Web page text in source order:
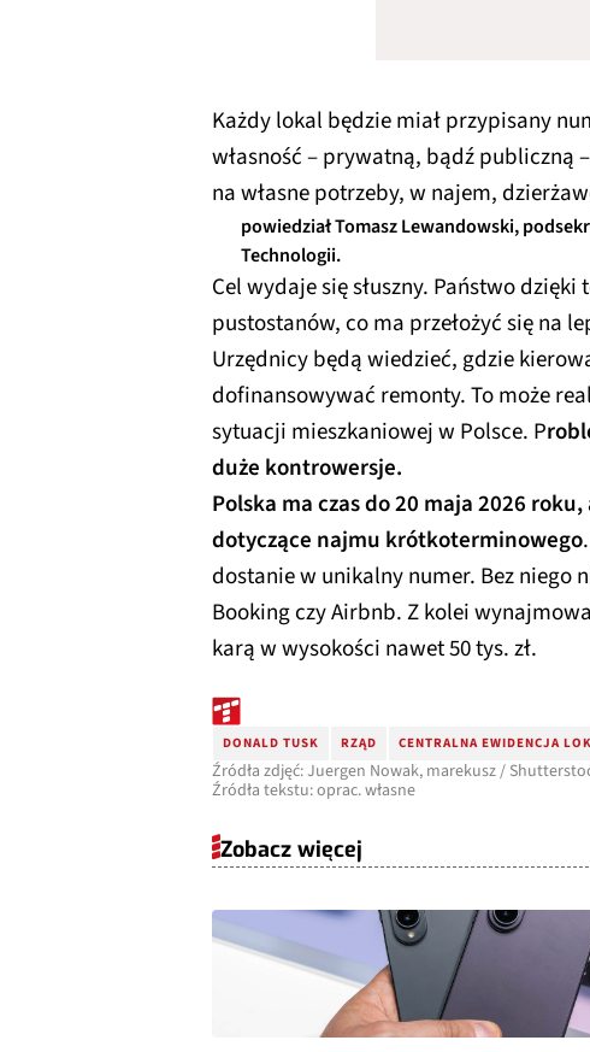
Każdy lokal będzie miał przypisany
własność – prywatną, bądź publiczną
na własne potrzeby, w najem,
powiedział Tomasz Lewandowski,
Technologii.
Cel wydaje się słuszny. Państwo
pustostanów, co ma przełożyć się na
Urzędnicy będą wiedzieć, gdzie
dofinansowywać remonty. To może
sytuacji mieszkaniowej w Polsce. P
duże kontrowersje.
Polska ma czas do 20 maja 2026
dotyczące najmu krótkoterminowego
dostanie w unikalny numer. Bez niego
Booking czy Airbnb. Z kolei
karą w wysokości nawet 50 tys. zł.
DONALD TUSK RZĄD CENTRALNA EWIDENCJA
Źródła zdjęć: Juergen Nowak, marekusz /
Źródła tekstu: oprac. własne
Zobacz więcej